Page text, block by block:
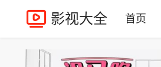
影视大全 首页